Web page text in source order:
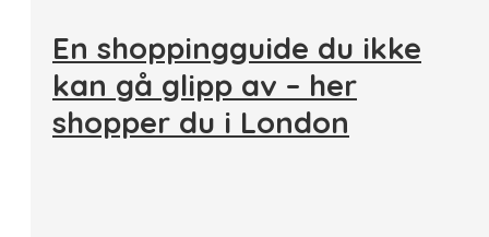
En shoppingguide du ikke
kan gå glipp av – her
shopper du i London